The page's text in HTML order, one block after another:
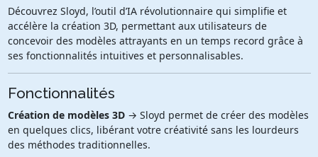
Découvrez Sloyd, l’outil d’IA révolutionnaire qui simplifie et
accélère la création 3D, permettant aux utilisateurs de
concevoir des modèles attrayants en un temps record grâce à
ses fonctionnalités intuitives et personnalisables.
Fonctionnalités
Création de modèles 3D→ Sloyd permet de créer des modèles
en quelques clics, libérant votre créativité sans les lourdeurs
des méthodes traditionnelles.